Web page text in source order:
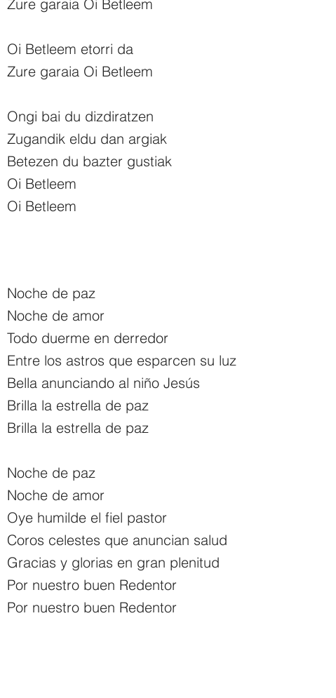
Zure garaia Oi Betleem
Oi Betleem etorri da
Zure garaia Oi Betleem
Ongi bai du dizdiratzen
Zugandik eldu dan argiak
Betezen du bazter gustiak
Oi Betleem
Oi Betleem
Noche de paz
Noche de amor
Todo duerme en derredor
Entre los astros que esparcen su luz
Bella anunciando al niño Jesús
Brilla la estrella de paz
Brilla la estrella de paz
Noche de paz
Noche de amor
Oye humilde el fiel pastor
Coros celestes que anuncian salud
Gracias y glorias en gran plenitud
Por nuestro buen Redentor
Por nuestro buen Redentor